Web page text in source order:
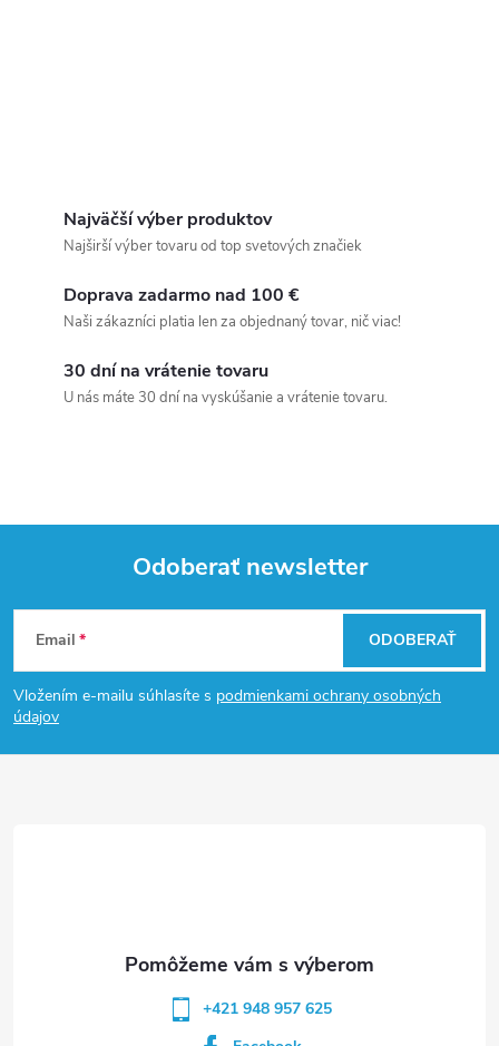
Najväčší výber produktov
Najširší výber tovaru od top svetových značiek
Doprava zadarmo nad 100 €
Naši zákazníci platia len za objednaný tovar, nič viac!
30 dní na vrátenie tovaru
U nás máte 30 dní na vyskúšanie a vrátenie tovaru.
Z
á
p
Odoberať newsletter
Email
Vložením e-mailu súhlasíte s podmienkami ochrany osobných
údajov
ODOBERAŤ
+421 948 957 625